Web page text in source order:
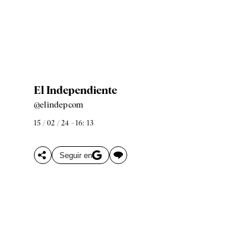
El Independiente
@elindepcom
15 / 02 / 24 - 16: 13
Seguir en